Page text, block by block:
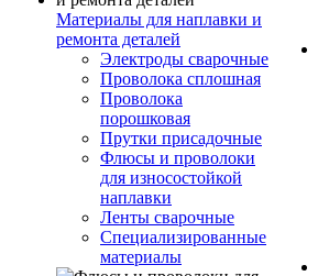
Материалы для наплавки и
ремонта деталей
Электроды сварочные
Проволока сплошная
Проволока
порошковая
Прутки присадочные
Флюсы и проволоки
для износостойкой
наплавки
Ленты сварочные
Специализированные
материалы